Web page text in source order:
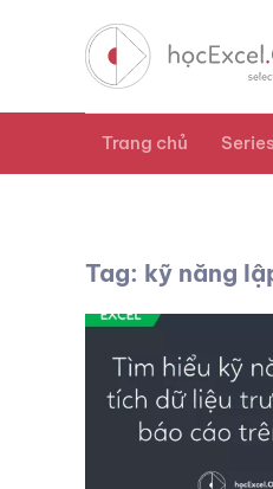
Trang chủ
Tag: kỹ năng